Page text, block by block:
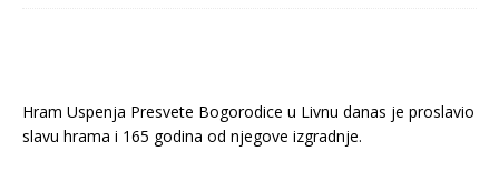
Hram Uspenja Presvete Bogorodice u Livnu danas je proslavio
slavu hrama i 165 godina od njegove izgradnje.